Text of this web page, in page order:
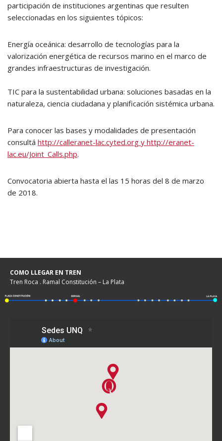
participación de instituciones argentinas que resulten
seleccionadas en los siguientes tópicos:
Energía oceánica: desarrollo de tecnologías para la
valorización energética de recursos marino en el marco de
grandes infraestructuras de investigación.
TIC para la sustentabilidad urbana: soluciones basadas en la
naturaleza, ciencia ciudadana y planificación sistémica urbana.
Para conocer las bases y modalidades de presentación
consultá http://calleranet-lac.cyted.org y http://eranet-
lac.eu/Joint_Calls.php.
Convocatoria abierta hasta el las 15 horas del 8 de marzo
de 2018.
COMO LLEGAR EN TREN
Tren Roca . Ramal Constitución – La Plata